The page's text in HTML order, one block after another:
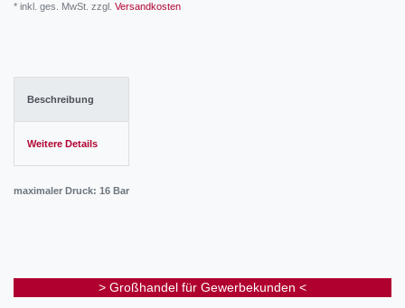
* inkl. ges. MwSt. zzgl. Versandkosten
Beschreibung
Weitere Details
maximaler Druck: 16 Bar
> Großhandel für Gewerbekunden <